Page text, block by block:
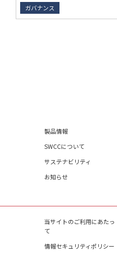
ガバナンス
製品情報
SWCCについて
サステナビリティ
お知らせ
当サイトのご利用にあたっ
て
情報セキュリティポリシー